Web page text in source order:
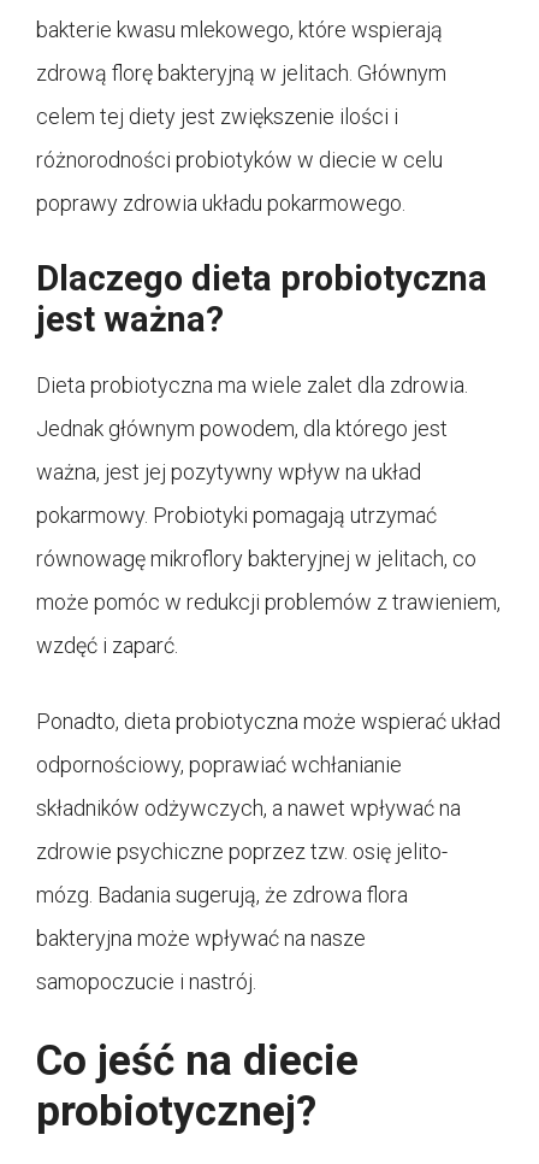
bakterie kwasu mlekowego, które wspierają
zdrową florę bakteryjną w jelitach. Głównym
celem tej diety jest zwiększenie ilości i
różnorodności probiotyków w diecie w celu
poprawy zdrowia układu pokarmowego.
Dlaczego dieta probiotyczna
jest ważna?
Dieta probiotyczna ma wiele zalet dla zdrowia.
Jednak głównym powodem, dla którego jest
ważna, jest jej pozytywny wpływ na układ
pokarmowy. Probiotyki pomagają utrzymać
równowagę mikroflory bakteryjnej w jelitach, co
może pomóc w redukcji problemów z trawieniem,
wzdęć i zaparć.
Ponadto, dieta probiotyczna może wspierać układ
odpornościowy, poprawiać wchłanianie
składników odżywczych, a nawet wpływać na
zdrowie psychiczne poprzez tzw. osię jelito-
mózg. Badania sugerują, że zdrowa flora
bakteryjna może wpływać na nasze
samopoczucie i nastrój.
Co jeść na diecie
probiotycznej?